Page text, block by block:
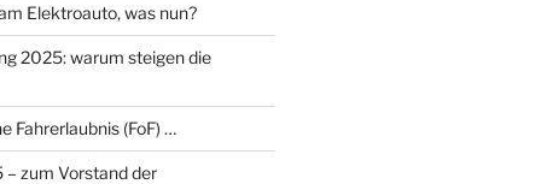
Elektroauto, was nun?
2025: warum steigen die
Fahrerlaubnis (FoF) …
zum Vorstand der